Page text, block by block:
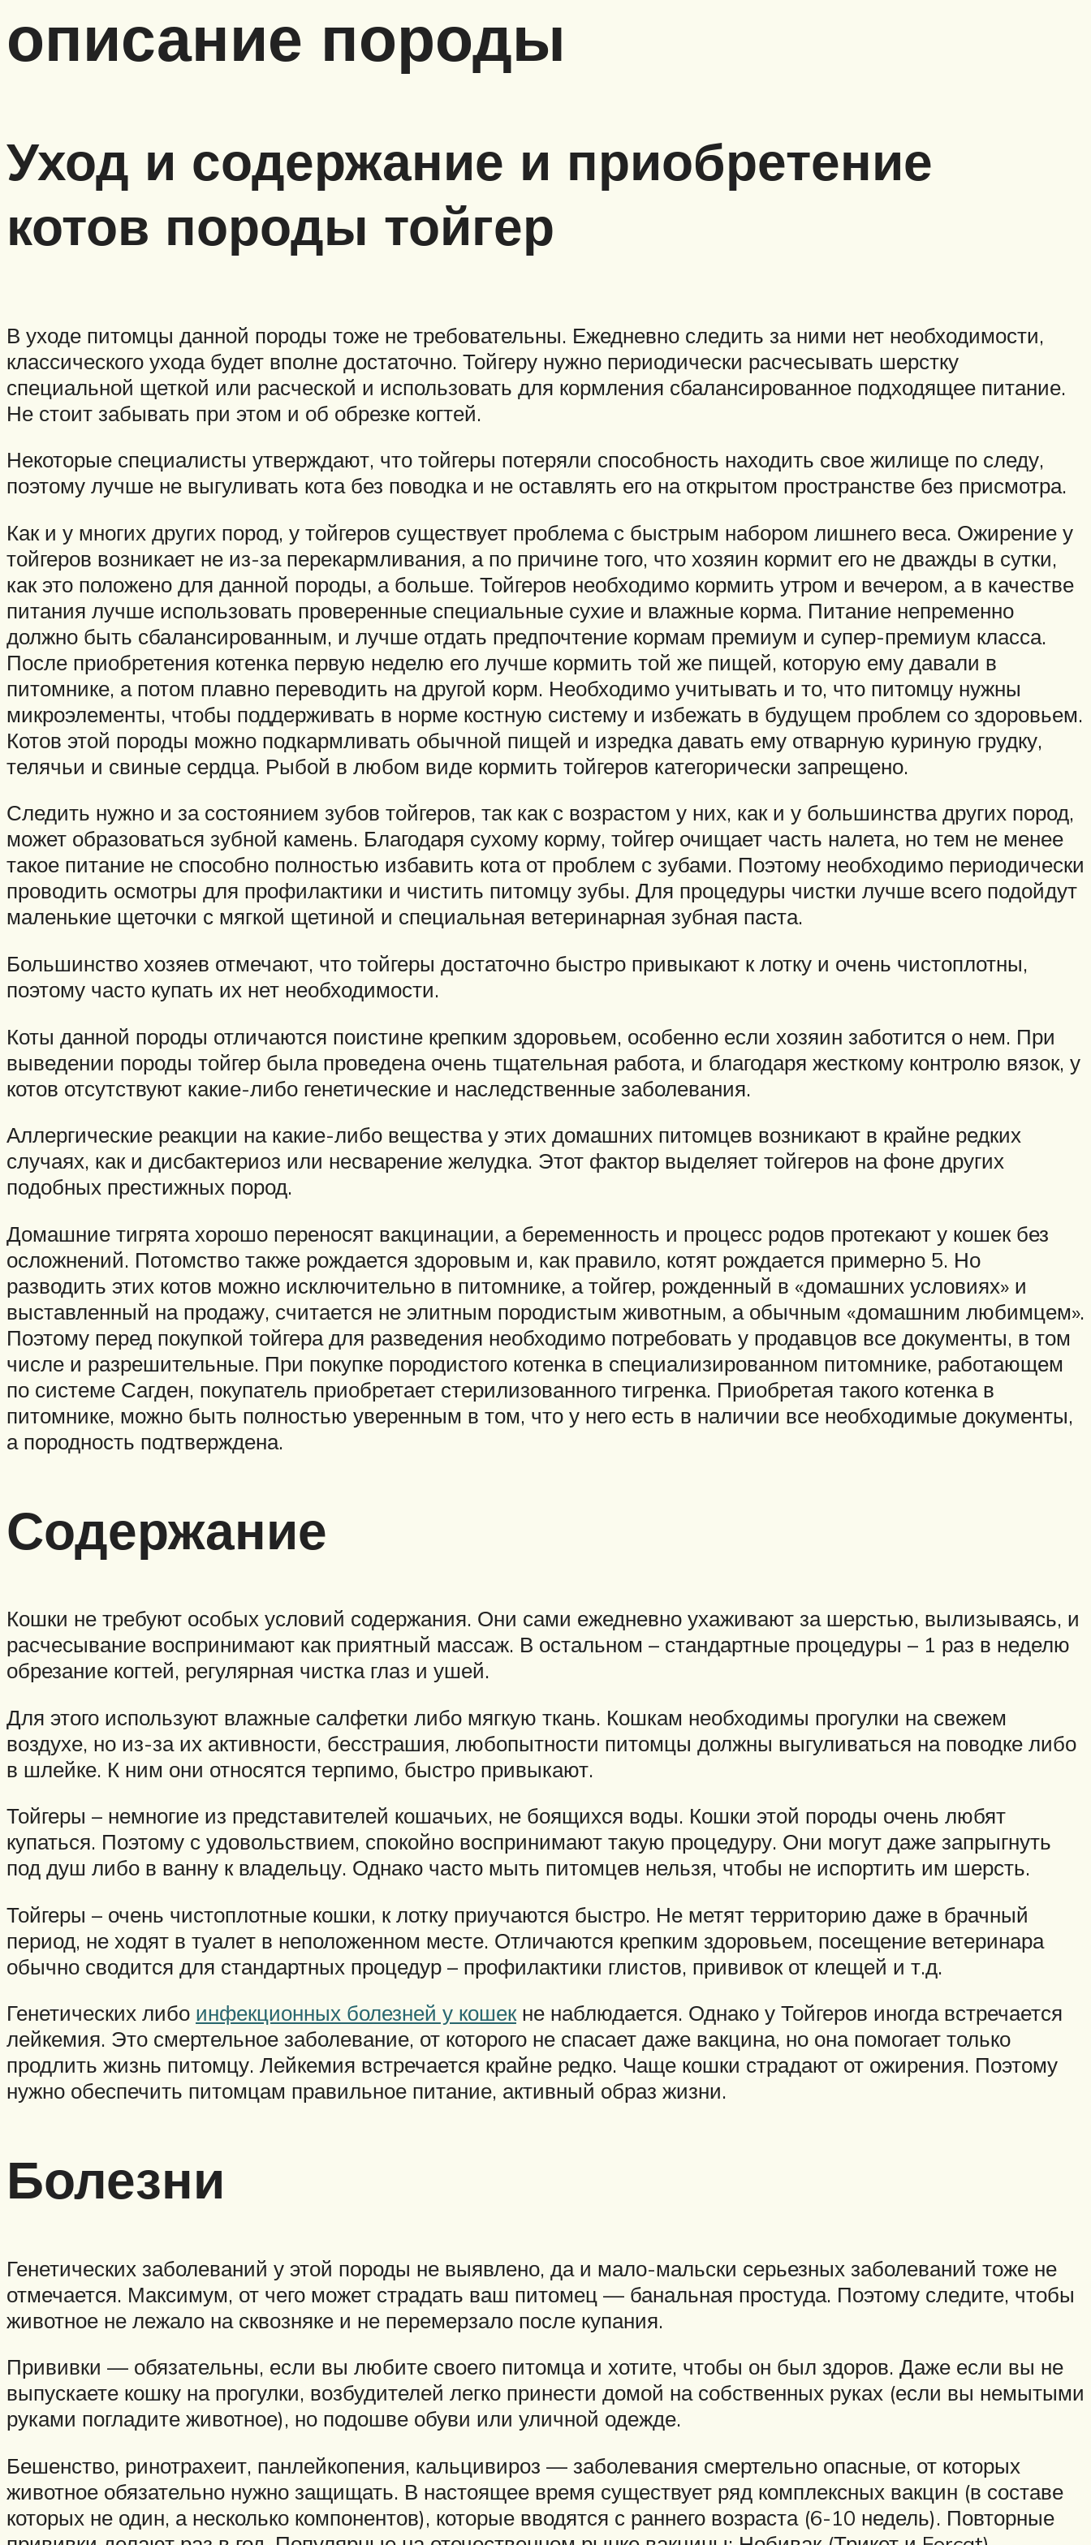
описание породы
Уход и содержание и приобретение
котов породы тойгер
В уходе питомцы данной породы тоже не требовательны. Ежедневно следить за ними нет необходимости,
классического ухода будет вполне достаточно. Тойгеру нужно периодически расчесывать шерстку
специальной щеткой или расческой и использовать для кормления сбалансированное подходящее питание.
Не стоит забывать при этом и об обрезке когтей.
Некоторые специалисты утверждают, что тойгеры потеряли способность находить свое жилище по следу,
поэтому лучше не выгуливать кота без поводка и не оставлять его на открытом пространстве без присмотра.
Как и у многих других пород, у тойгеров существует проблема с быстрым набором лишнего веса. Ожирение у
тойгеров возникает не из-за перекармливания, а по причине того, что хозяин кормит его не дважды в сутки,
как это положено для данной породы, а больше. Тойгеров необходимо кормить утром и вечером, а в качестве
питания лучше использовать проверенные специальные сухие и влажные корма. Питание непременно
должно быть сбалансированным, и лучше отдать предпочтение кормам премиум и супер-премиум класса.
После приобретения котенка первую неделю его лучше кормить той же пищей, которую ему давали в
питомнике, а потом плавно переводить на другой корм. Необходимо учитывать и то, что питомцу нужны
микроэлементы, чтобы поддерживать в норме костную систему и избежать в будущем проблем со здоровьем.
Котов этой породы можно подкармливать обычной пищей и изредка давать ему отварную куриную грудку,
телячьи и свиные сердца. Рыбой в любом виде кормить тойгеров категорически запрещено.
Следить нужно и за состоянием зубов тойгеров, так как с возрастом у них, как и у большинства других пород,
может образоваться зубной камень. Благодаря сухому корму, тойгер очищает часть налета, но тем не менее
такое питание не способно полностью избавить кота от проблем с зубами. Поэтому необходимо периодически
проводить осмотры для профилактики и чистить питомцу зубы. Для процедуры чистки лучше всего подойдут
маленькие щеточки с мягкой щетиной и специальная ветеринарная зубная паста.
Большинство хозяев отмечают, что тойгеры достаточно быстро привыкают к лотку и очень чистоплотны,
поэтому часто купать их нет необходимости.
Коты данной породы отличаются поистине крепким здоровьем, особенно если хозяин заботится о нем. При
выведении породы тойгер была проведена очень тщательная работа, и благодаря жесткому контролю вязок, у
котов отсутствуют какие-либо генетические и наследственные заболевания.
Аллергические реакции на какие-либо вещества у этих домашних питомцев возникают в крайне редких
случаях, как и дисбактериоз или несварение желудка. Этот фактор выделяет тойгеров на фоне других
подобных престижных пород.
Домашние тигрята хорошо переносят вакцинации, а беременность и процесс родов протекают у кошек без
осложнений. Потомство также рождается здоровым и, как правило, котят рождается примерно 5. Но
разводить этих котов можно исключительно в питомнике, а тойгер, рожденный в «домашних условиях» и
выставленный на продажу, считается не элитным породистым животным, а обычным «домашним любимцем».
Поэтому перед покупкой тойгера для разведения необходимо потребовать у продавцов все документы, в том
числе и разрешительные. При покупке породистого котенка в специализированном питомнике, работающем
по системе Сагден, покупатель приобретает стерилизованного тигренка. Приобретая такого котенка в
питомнике, можно быть полностью уверенным в том, что у него есть в наличии все необходимые документы,
а породность подтверждена.
Содержание
Кошки не требуют особых условий содержания. Они сами ежедневно ухаживают за шерстью, вылизываясь, и
расчесывание воспринимают как приятный массаж. В остальном – стандартные процедуры – 1 раз в неделю
обрезание когтей, регулярная чистка глаз и ушей.
Для этого используют влажные салфетки либо мягкую ткань. Кошкам необходимы прогулки на свежем
воздухе, но из-за их активности, бесстрашия, любопытности питомцы должны выгуливаться на поводке либо
в шлейке. К ним они относятся терпимо, быстро привыкают.
Тойгеры – немногие из представителей кошачьих, не боящихся воды. Кошки этой породы очень любят
купаться. Поэтому с удовольствием, спокойно воспринимают такую процедуру. Они могут даже запрыгнуть
под душ либо в ванну к владельцу. Однако часто мыть питомцев нельзя, чтобы не испортить им шерсть.
Тойгеры – очень чистоплотные кошки, к лотку приучаются быстро. Не метят территорию даже в брачный
период, не ходят в туалет в неположенном месте. Отличаются крепким здоровьем, посещение ветеринара
обычно сводится для стандартных процедур – профилактики глистов, прививок от клещей и т.д.
Генетических либо инфекционных болезней у кошекне наблюдается. Однако у Тойгеров иногда встречается
лейкемия. Это смертельное заболевание, от которого не спасает даже вакцина, но она помогает только
продлить жизнь питомцу. Лейкемия встречается крайне редко. Чаще кошки страдают от ожирения. Поэтому
нужно обеспечить питомцам правильное питание, активный образ жизни.
Болезни
Генетических заболеваний у этой породы не выявлено, да и мало-мальски серьезных заболеваний тоже не
отмечается. Максимум, от чего может страдать ваш питомец — банальная простуда. Поэтому следите, чтобы
животное не лежало на сквозняке и не перемерзало после купания.
Прививки — обязательны, если вы любите своего питомца и хотите, чтобы он был здоров. Даже если вы не
выпускаете кошку на прогулки, возбудителей легко принести домой на собственных руках (если вы немытыми
руками погладите животное), но подошве обуви или уличной одежде.
Бешенство, ринотрахеит, панлейкопения, кальцивироз — заболевания смертельно опасные, от которых
животное обязательно нужно защищать. В настоящее время существует ряд комплексных вакцин (в составе
которых не один, а несколько компонентов), которые вводятся с раннего возраста (6-10 недель). Повторные